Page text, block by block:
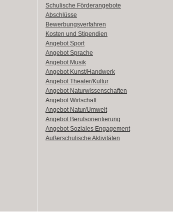
Schulische Förderangebote
Abschlüsse
Bewerbungsverfahren
Kosten und Stipendien
Angebot Sport
Angebot Sprache
Angebot Musik
Angebot Kunst/Handwerk
Angebot Theater/Kultur
Angebot Naturwissenschaften
Angebot Wirtschaft
Angebot Natur/Umwelt
Angebot Berufsorientierung
Angebot Soziales Engagement
Außerschulische Aktivitäten